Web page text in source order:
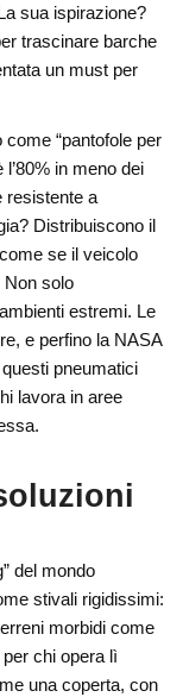
sua ispirazione?
trascinare barche
un must per
come “pantofole per
in meno dei
resistente a
Distribuiscono il
se il veicolo
solo
estremi. Le
e perfino la NASA
pneumatici
lavora in aree
del mondo
stivali rigidissimi:
morbidi come
chi opera lì
una coperta, con